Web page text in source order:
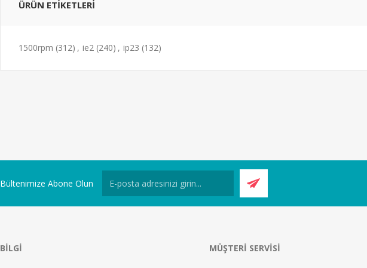
ÜRÜN ETIKETLERI
1500rpm (312) , ie2 (240) , ip23 (132)
Bültenimize Abone Olun
BILGI MÜŞTERI SERVISI